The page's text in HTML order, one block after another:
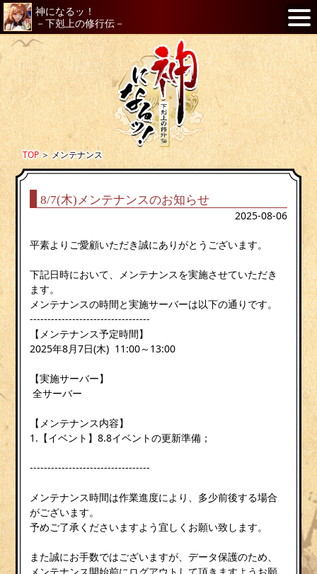
神になるッ！
－下剋上の修行伝－
TOP＞メンテナンス
8/7(木)メンテナンスのお知らせ
2025-08-06
平素よりご愛顧いただき誠にありがとうございます。
下記日時において、メンテナンスを実施させていただき
ます。
メンテナンスの時間と実施サーバーは以下の通りです。
----------------------------------
【メンテナンス予定時間】
2025年8月7日(木) 11:00～13:00
【実施サーバー】
全サーバー
【メンテナンス内容】
1.【イベント】8.8イベントの更新準備；
----------------------------------
メンテナンス時間は作業進度により、多少前後する場合
がございます。
予めご了承くださいますよう宜しくお願い致します。
また誠にお手数ではございますが、データ保護のため、
メンテナンス開始前にログアウトして頂きますようお願